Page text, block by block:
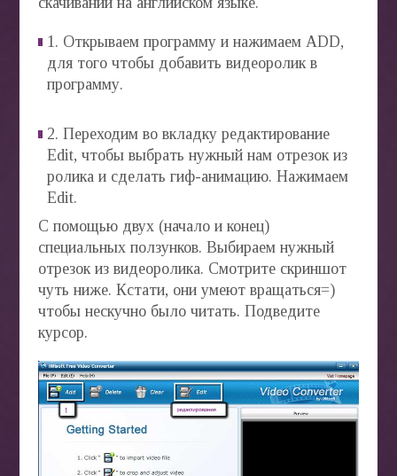
1. Открываем программу и нажимаем ADD,
для того чтобы добавить видеоролик в
программу.
2. Переходим во вкладку редактирование
Edit, чтобы выбрать нужный нам отрезок из
ролика и сделать гиф-анимацию. Нажимаем
Edit.
С помощью двух (начало и конец)
специальных ползунков. Выбираем нужный
отрезок из видеоролика. Смотрите скриншот
чуть ниже. Кстати, они умеют вращаться=)
чтобы нескучно было читать. Подведите
курсор.